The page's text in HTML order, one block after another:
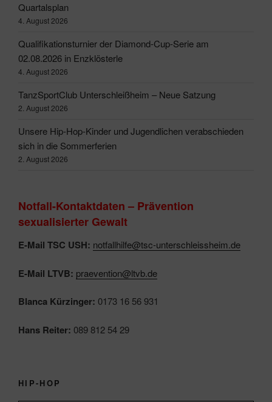
Quartalsplan
4. August 2026
Qualifikationsturnier der Diamond-Cup-Serie am
02.08.2026 in Enzklösterle
4. August 2026
TanzSportClub Unterschleißheim – Neue Satzung
2. August 2026
Unsere Hip-Hop-Kinder und Jugendlichen verabschieden
sich in die Sommerferien
2. August 2026
Notfall-Kontaktdaten – Prävention
sexualisierter Gewalt
E-Mail TSC USH: notfallhilfe@tsc-unterschleissheim.de
E-Mail LTVB: praevention@ltvb.de
Blanca Kürzinger: 0173 16 56 931
Hans Reiter: 089 812 54 29
HIP-HOP